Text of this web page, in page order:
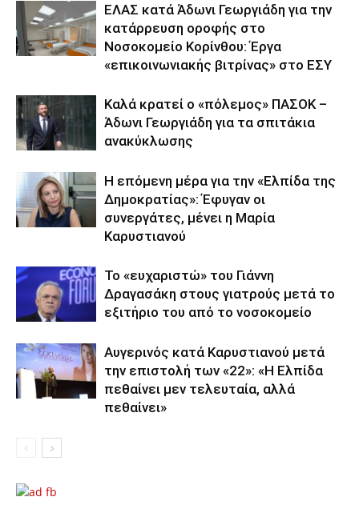
ΕΛΑΣ κατά Άδωνι Γεωργιάδη για την
κατάρρευση οροφής στο
Νοσοκομείο Κορίνθου: Έργα
«επικοινωνιακής βιτρίνας» στο ΕΣΥ
Καλά κρατεί ο «πόλεμος» ΠΑΣΟΚ –
Άδωνι Γεωργιάδη για τα σπιτάκια
ανακύκλωσης
Η επόμενη μέρα για την «Ελπίδα της
Δημοκρατίας»: Έφυγαν οι
συνεργάτες, μένει η Μαρία
Καρυστιανού
Το «ευχαριστώ» του Γιάννη
Δραγασάκη στους γιατρούς μετά το
εξιτήριο του από το νοσοκομείο
Αυγερινός κατά Καρυστιανού μετά
την επιστολή των «22»: «Η Ελπίδα
πεθαίνει μεν τελευταία, αλλά
πεθαίνει»